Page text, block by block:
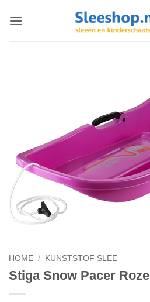
naar
HOME / KUNSTSTOF SLEE
Stiga Snow Pacer Roze